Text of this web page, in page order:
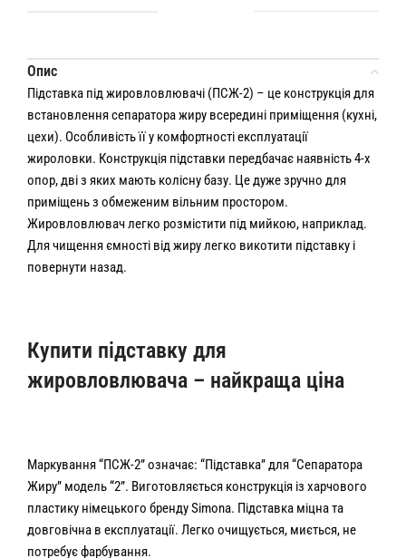
Опис
Підставка під жировловлювачі (ПСЖ-2) – це конструкція для
встановлення сепаратора жиру всередині приміщення (кухні,
цехи). Особливість її у комфортності експлуатації
жироловки. Конструкція підставки передбачає наявність 4-х
опор, дві з яких мають колісну базу. Це дуже зручно для
приміщень з обмеженим вільним простором.
Жировловлювач легко розмістити під мийкою, наприклад.
Для чищення ємності від жиру легко викотити підставку і
повернути назад.
Купити підставку для
жировловлювача – найкраща ціна
Маркування “ПСЖ-2” означає: “Підставка” для “Сепаратора
Жиру” модель “2”. Виготовляється конструкція із харчового
пластику німецького бренду Simona. Підставка міцна та
довговічна в експлуатації. Легко очищується, миється, не
потребує фарбування.